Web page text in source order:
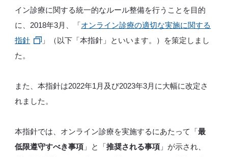
イン診療に関する統一的なルール整備を行うことを目的
に、2018年3月、「オンライン診療の適切な実施に関する
指針
」（以下「本指針」といいます。）を策定しまし
た。
また、本指針は2022年1月及び2023年3月に大幅に改定さ
れました。
本指針では、オンライン診療を実施するにあたって「最
低限遵守すべき事項 」と「推奨される事項 」が示され、